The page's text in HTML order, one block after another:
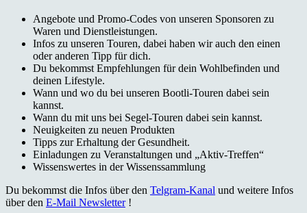
Angebote und Promo-Codes von unseren Sponsoren zu
Waren und Dienstleistungen.
Infos zu unseren Touren, dabei haben wir auch den einen
oder anderen Tipp für dich.
Du bekommst Empfehlungen für dein Wohlbefinden und
deinen Lifestyle.
Wann und wo du bei unseren Bootli-Touren dabei sein
kannst.
Wann du mit uns bei Segel-Touren dabei sein kannst.
Neuigkeiten zu neuen Produkten
Tipps zur Erhaltung der Gesundheit.
Einladungen zu Veranstaltungen und „Aktiv-Treffen“
Wissenswertes in der Wissenssammlung
Du bekommst die Infos über den Telgram-Kanal und weitere Infos
über den E-Mail Newsletter!